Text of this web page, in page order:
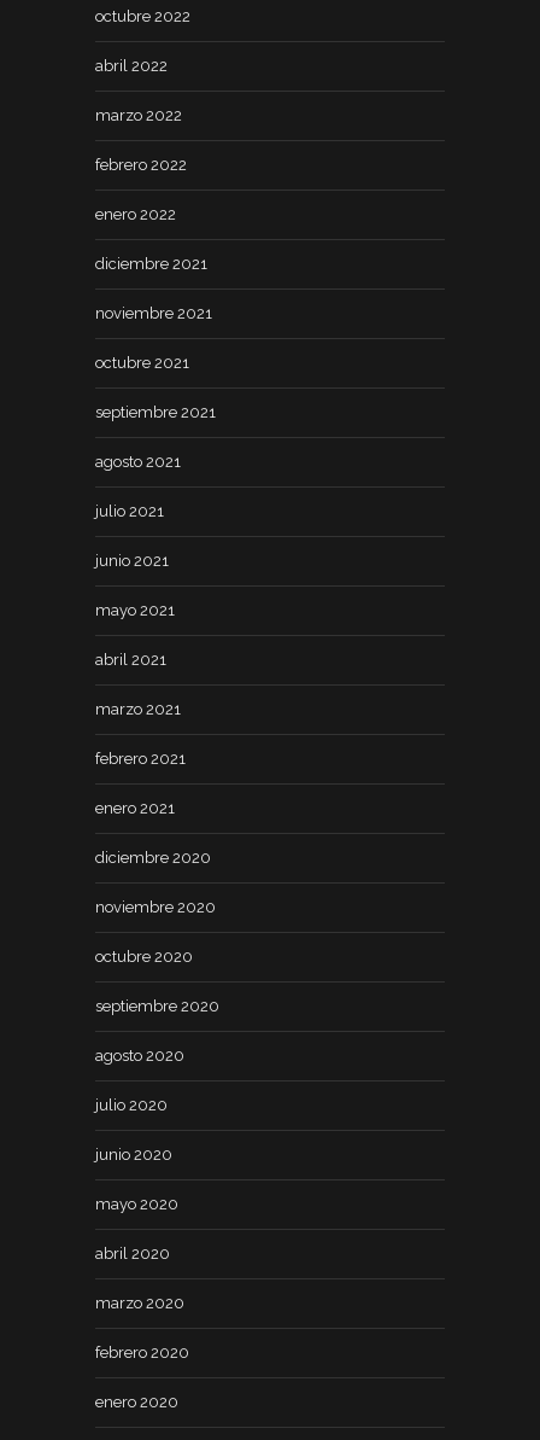
octubre 2022
abril 2022
marzo 2022
febrero 2022
enero 2022
diciembre 2021
noviembre 2021
octubre 2021
septiembre 2021
agosto 2021
julio 2021
junio 2021
mayo 2021
abril 2021
marzo 2021
febrero 2021
enero 2021
diciembre 2020
noviembre 2020
octubre 2020
septiembre 2020
agosto 2020
julio 2020
junio 2020
mayo 2020
abril 2020
marzo 2020
febrero 2020
enero 2020